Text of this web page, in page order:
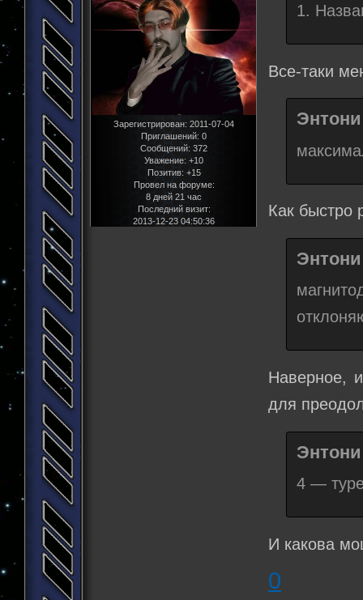
Зарегистрирован: 2011-07-04
Приглашений: 0
Сообщений: 372
Уважение: +10
Позитив: +15
Провел на форуме:
8 дней 21 час
Последний визит:
2013-12-23 04:50:36
1.
Все-таки
Как быстро
Наверное,
для
4 —
И какова
0